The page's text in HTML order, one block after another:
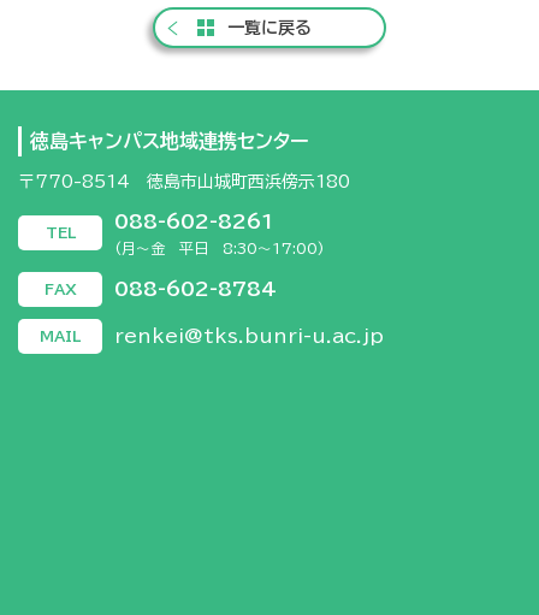
一覧に戻る
徳島キャンパス地域連携センター
〒770-8514 徳島市山城町西浜傍示180
TEL
088-602-8261
(月～金 平日 8:30～17:00)
FAX 088-602-8784
MAIL renkei@tks.bunri-u.ac.jp